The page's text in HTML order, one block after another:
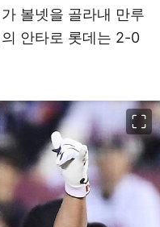
볼넷을 골라내 만루
안타로 롯데는 2-0